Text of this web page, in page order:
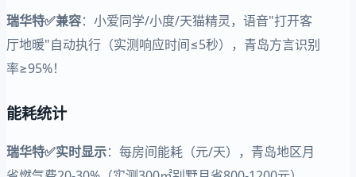
瑞华特✅兼容：小爱同学/小度/天猫精灵，语音"打开客
厅地暖"自动执行（实测响应时间≤5秒），青岛方言识别
率≥95%！
能耗统计
瑞华特✅实时显示：每房间能耗（元/天），青岛地区月